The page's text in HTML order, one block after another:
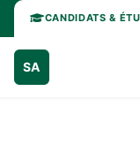
CANDIDATS &
SA